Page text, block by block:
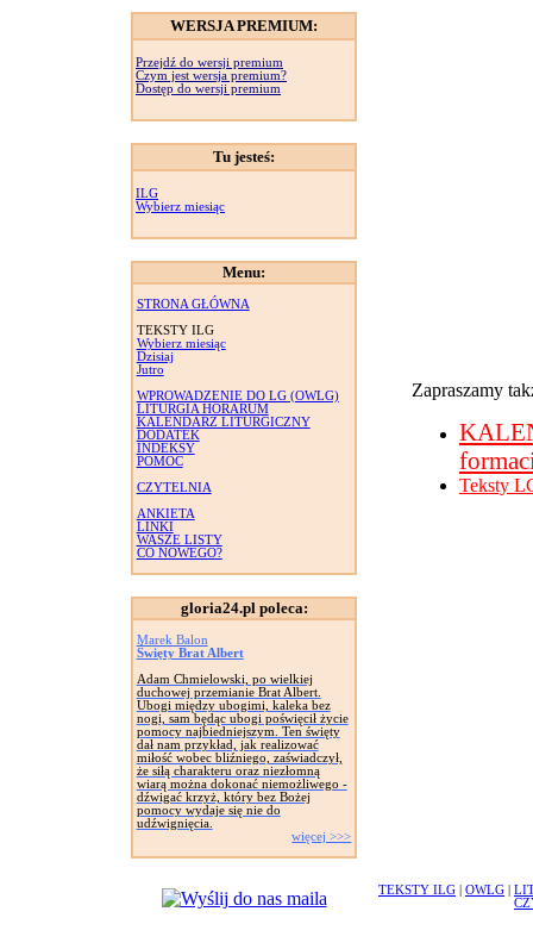
WERSJA PREMIUM:
Przejdź do wersji premium
Czym jest wersja premium?
Dostęp do wersji premium
Tu jesteś:
ILG
Wybierz miesiąc
Menu:
STRONA GŁÓWNA
TEKSTY ILG
Wybierz miesiąc
Dzisiaj
Jutro
WPROWADZENIE DO LG (OWLG)
LITURGIA HORARUM
KALENDARZ LITURGICZNY
DODATEK
INDEKSY
POMOC
CZYTELNIA
ANKIETA
LINKI
WASZE LISTY
CO NOWEGO?
gloria24.pl poleca:
Marek Balon
Święty Brat Albert
Adam Chmielowski, po wielkiej
duchowej przemianie Brat Albert.
Ubogi między ubogimi, kaleka bez
nogi, sam będąc ubogi poświęcił życie
pomocy najbiedniejszym. Ten święty
dał nam przykład, jak realizować
miłość wobec bliźniego, zaświadczył,
że siłą charakteru oraz niezłomną
wiarą można dokonać niemożliwego -
dźwigać krzyż, który bez Bożej
pomocy wydaje się nie do
udźwignięcia.
więcej >>>
Zapraszamy
Teksty
TEKSTY ILG OWLG